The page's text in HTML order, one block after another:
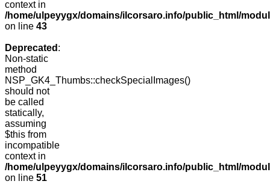
context in
/home/ulpeyygx/domains/ilcorsaro.info/public_html/
on line 43
Deprecated :
Non-static
method
NSP_GK4_Thumbs::checkSpecialImages()
should not
be called
statically,
assuming
$this from
incompatible
context in
/home/ulpeyygx/domains/ilcorsaro.info/public_html/
on line 51